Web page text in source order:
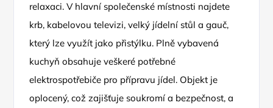
relaxaci. V hlavní společenské místnosti najdete
krb, kabelovou televizi, velký jídelní stůl a gauč,
který lze využít jako přistýlku. Plně vybavená
kuchyň obsahuje veškeré potřebné
elektrospotřebiče pro přípravu jídel. Objekt je
oplocený, což zajišťuje soukromí a bezpečnost, a